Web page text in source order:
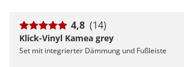
4,8 (14)
Klick-Vinyl Kamea grey
Set mit integrierter Dämmung und Fußleiste